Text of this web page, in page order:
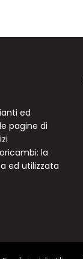
ed
pagine di
la
ed utilizzata